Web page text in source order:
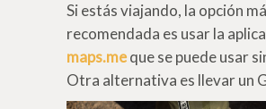
Si estás viajando, la opción
recomendada es usar la
maps.meque se puede usar
Otra alternativa es llevar un